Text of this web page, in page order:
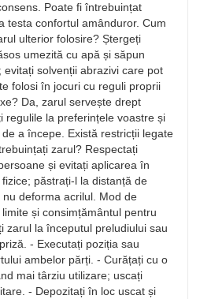
Poate fi întrebuințat
testa confortul amânduror. Cum
ulterior folosire? Ștergeți
umezită cu apă și săpun
solvenții abrazivi care pot
folosi în jocuri cu reguli proprii
Da, zarul servește drept
regulile la preferințele voastre și
a începe. Există restricții legate
zarul? Respectați
și evitați aplicarea în
păstrați-l la distanță de
deforma acrilul. Mod de
și consimțământul pentru
zarul la începutul preludiului sau
- Executați poziția sau
ambelor părți. - Curățați cu o
mai târziu utilizare; uscați
- Depozitați în loc uscat și